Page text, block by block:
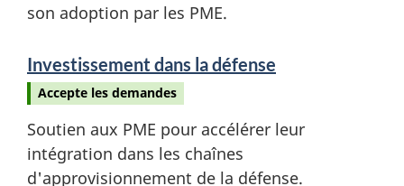
son adoption par les PME.
Investissement dans la défense
Accepte les demandes
Soutien aux PME pour accélérer leur
intégration dans les chaînes
d'approvisionnement de la défense.